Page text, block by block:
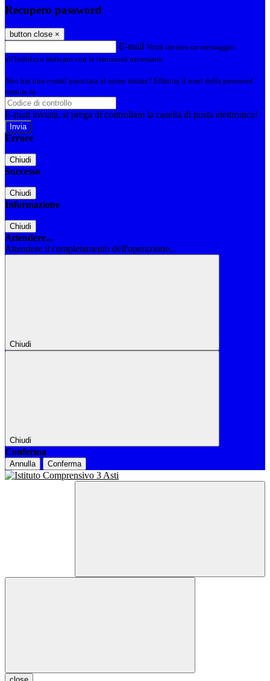
Recupero password
button close ×
E-mail Verrà inviato un messaggio
all'indirizzo indicato con le istruzioni necessarie.
Non hai una e-mail associata al nome utente? Effettua il reset della password
tramite la
E-mail inviata, si prega di controllare la casella di posta elettronica!
Errore
Chiudi
Successo
Chiudi
Informazione
Chiudi
Attendere...
Attendere il completamento dell'operazione...
Chiudi
Chiudi
Conferma
Annulla Conferma